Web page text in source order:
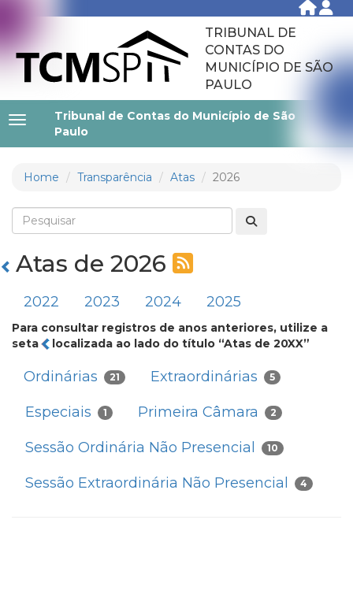
TRIBUNAL DE
CONTAS DO
MUNICÍPIO DE SÃO
PAULO
Tribunal de Contas do Município de São
Paulo
Home Transparência Atas 2026
Atas de 2026
2022 2023 2024 2025
Para consultar registros de anos anteriores, utilize a
seta
localizada ao lado do título “Atas de 20XX”
Ordinárias 21 Extraordinárias 5
Especiais 1 Primeira Câmara 2
Sessão Ordinária Não Presencial 10
Sessão Extraordinária Não Presencial 4